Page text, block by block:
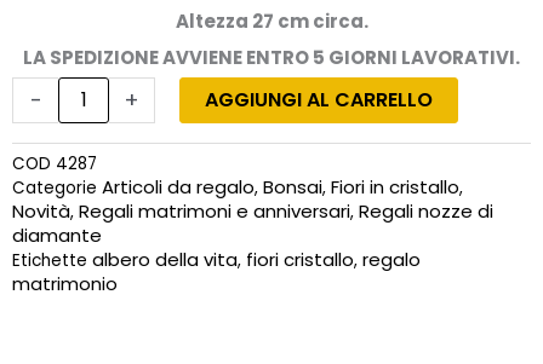
Altezza 27 cm circa.
LA SPEDIZIONE AVVIENE ENTRO 5 GIORNI LAVORATIVI.
-
Albero
della
Vita
con
fiori
in
cristallo
fatto
a
+ AGGIUNGI AL CARRELLO
COD 4287
Categorie Articoli da regalo, Bonsai, Fiori in cristallo,
Novità, Regali matrimoni e anniversari, Regali nozze di
diamante
Etichette albero della vita, fiori cristallo, regalo
matrimonio